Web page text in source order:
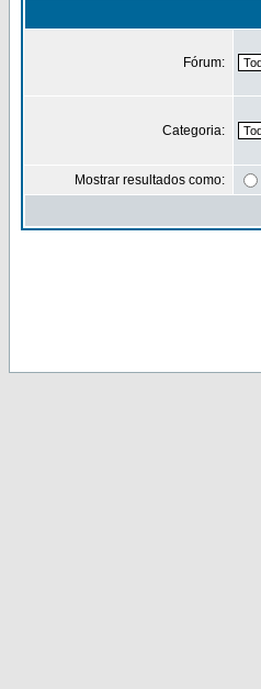
Fórum:
Categoria:
Mostrar resultados como: